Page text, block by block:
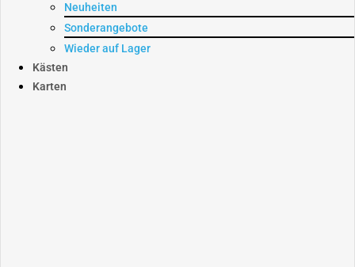
Neuheiten
Sonderangebote
Wieder auf Lager
Kästen
Karten